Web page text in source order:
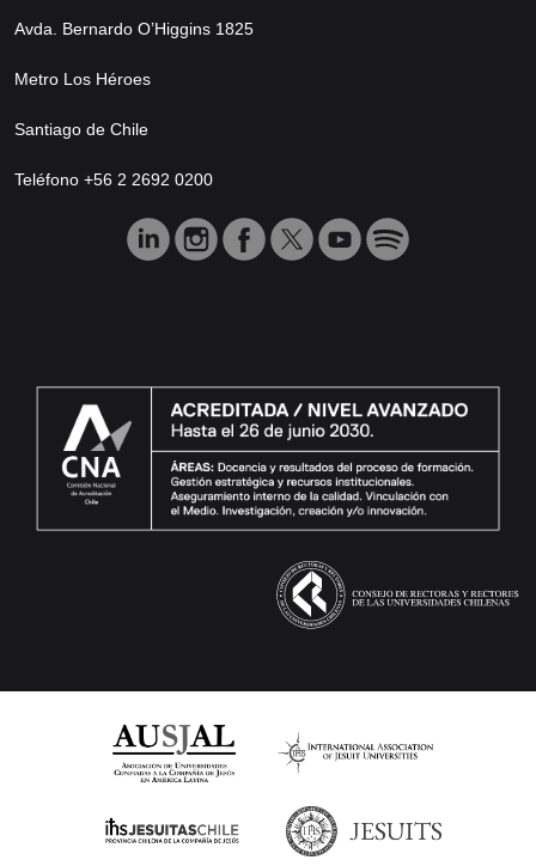
Avda. Bernardo O’Higgins 1825
Metro Los Héroes
Santiago de Chile
Teléfono +56 2 2692 0200